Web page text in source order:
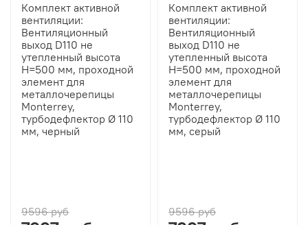
Комплект активной
вентиляции:
Вентиляционный
выход D110 не
утепленный высота
H=500 мм, проходной
элемент для
металлочерепицы
Monterrey,
турбодефлектор Ø 110
мм, черный
9596 руб
Комплект активной
вентиляции:
Вентиляционный
выход D110 не
утепленный высота
H=500 мм, проходной
элемент для
металлочерепицы
Monterrey,
турбодефлектор Ø 110
мм, серый
9596 руб